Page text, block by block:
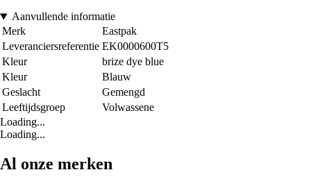
Aanvullende informatie
Merk
Eastpak
Leveranciersreferentie EK0000600T5
Kleur
brize dye blue
Kleur
Blauw
Geslacht
Gemengd
Leeftijdsgroep
Volwassene
Loading...
Loading...
Al onze merken